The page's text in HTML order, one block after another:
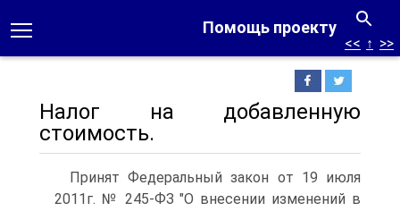
Помощь проекту
<< ↑ >>
Налог на добавленную
стоимость.
Принят Федеральный закон от 19 июля
2011г. № 245-ФЗ "О внесении изменений в